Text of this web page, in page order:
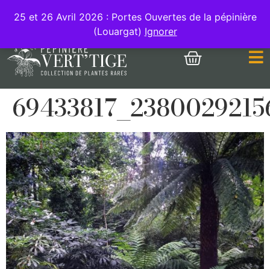
MON COMPTE
25 et 26 Avril 2026 : Portes Ouvertes de la pépinière
(Louargat) Ignorer